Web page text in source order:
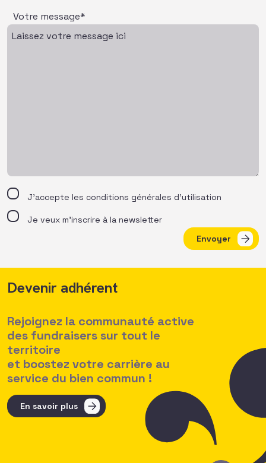
Votre message*
J’accepte les conditions générales d’utilisation
Je veux m'inscrire à la newsletter
Envoyer
Devenir adhérent
Rejoignez la communauté active
des fundraisers sur tout le
territoire
et boostez votre carrière au
service du bien commun !
En savoir plus